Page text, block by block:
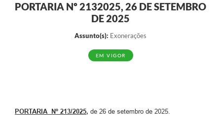
PORTARIA Nº 2132025, 26 DE SETEMBRO
DE 2025
Assunto(s): Exonerações
EM VIGOR
PORTARIA Nº 213/2025, de 26 de setembro de 2025.